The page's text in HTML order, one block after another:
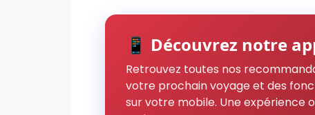
📱 Découvrez notre
Retrouvez toutes nos
votre prochain voyage et des
sur votre mobile. Une expérience